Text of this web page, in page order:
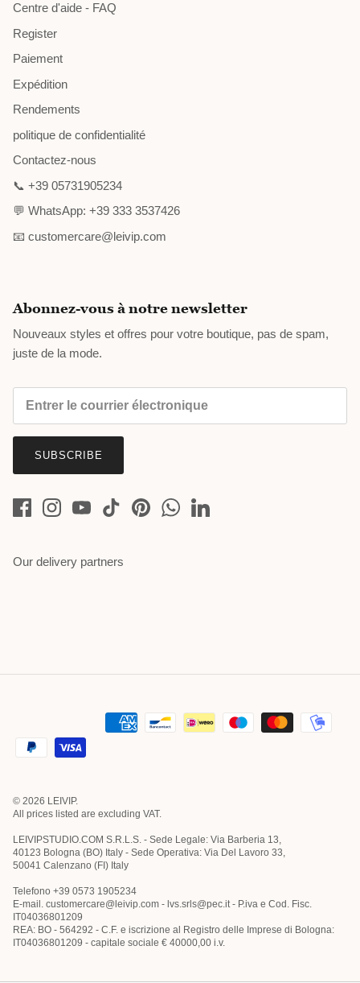
Centre d'aide - FAQ
Register
Paiement
Expédition
Rendements
politique de confidentialité
Contactez-nous
📞 +39 05731905234
💬 WhatsApp: +39 333 3537426
📧 customercare@leivip.com
Abonnez-vous à notre newsletter
Nouveaux styles et offres pour votre boutique, pas de spam,
juste de la mode.
SUBSCRIBE
Our delivery partners
© 2026 LEIVIP.
All prices listed are excluding VAT.
LEIVIPSTUDIO.COM S.R.L.S. - Sede Legale: Via Barberia 13,
40123 Bologna (BO) Italy - Sede Operativa: Via Del Lavoro 33,
50041 Calenzano (FI) Italy
Telefono +39 0573 1905234
E-mail. customercare@leivip.com - lvs.srls@pec.it - P.iva e Cod. Fisc.
IT04036801209
REA: BO - 564292 - C.F. e iscrizione al Registro delle Imprese di Bologna:
IT04036801209 - capitale sociale € 40000,00 i.v.